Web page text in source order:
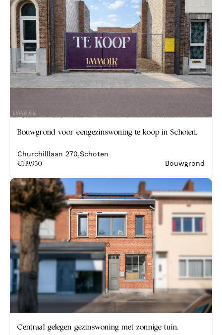
Bouwgrond voor eengezinswoning te koop in Schoten.
Churchilllaan 270,Schoten
€149.950 Bouwgrond
Centraal gelegen gezinswoning met zonnige tuin.